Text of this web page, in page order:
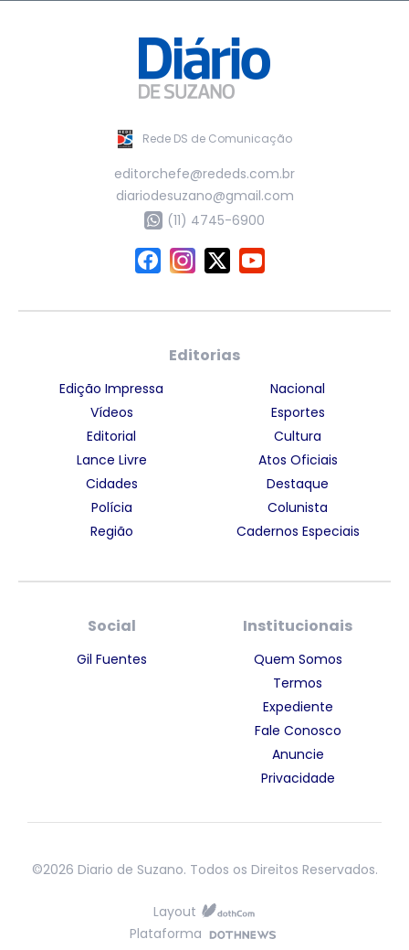
Rede DS de Comunicação
editorchefe@rededs.com.br
diariodesuzano@gmail.com
(11) 4745-6900
Editorias
Edição Impressa
Vídeos
Editorial
Lance Livre
Cidades
Polícia
Região
Nacional
Esportes
Cultura
Atos Oficiais
Destaque
Colunista
Cadernos Especiais
Social
Gil Fuentes
Institucionais
Quem Somos
Termos
Expediente
Fale Conosco
Anuncie
Privacidade
©2026 Diario de Suzano. Todos os Direitos Reservados.
Layout
Plataforma